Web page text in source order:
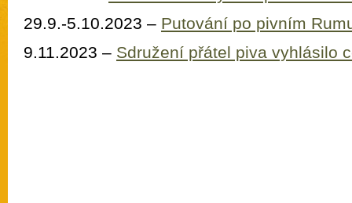
29.9.-5.10.2023 – Putování po pivním
9.11.2023 – Sdružení přátel piva vyhlásilo